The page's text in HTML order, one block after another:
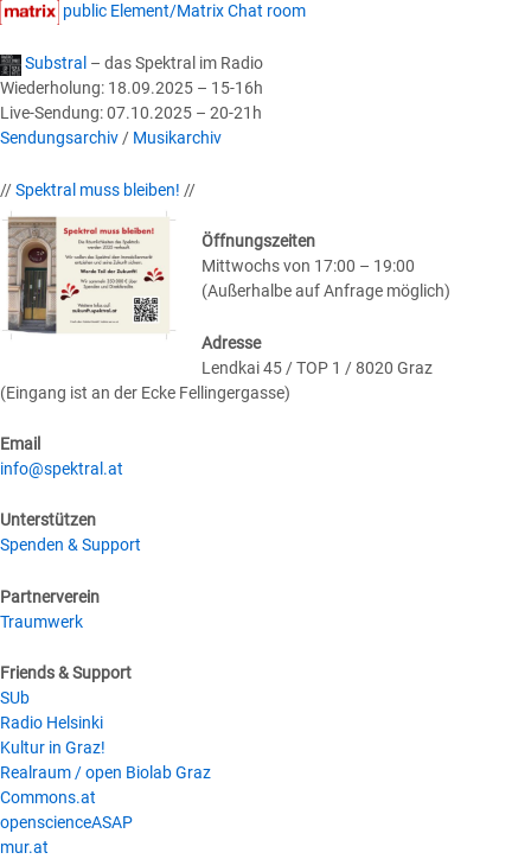
public Element/Matrix Chat room
Substral – das Spektral im Radio
Wiederholung: 18.09.2025 – 15-16h
Live-Sendung: 07.10.2025 – 20-21h
Sendungsarchiv/ Musikarchiv
//Spektral muss bleiben! //
Öffnungszeiten
Mittwochs von 17:00 – 19:00
(Außerhalbe auf Anfrage möglich)
Adresse
Lendkai 45 / TOP 1 / 8020 Graz
(Eingang ist an der Ecke Fellingergasse)
Email
info@spektral.at
Unterstützen
Spenden & Support
Partnerverein
Traumwerk
Friends & Support
SUb
Radio Helsinki
Kultur in Graz!
Realraum / open Biolab Graz
Commons.at
openscienceASAP
mur.at